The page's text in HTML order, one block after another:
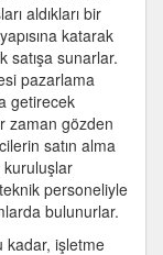
aldıkları bir
katarak
satışa sunarlar.
pazarlama
getirecek
zaman gözden
satın alma
kuruluşlar
personeliyle
bulunurlar.
kadar, işletme